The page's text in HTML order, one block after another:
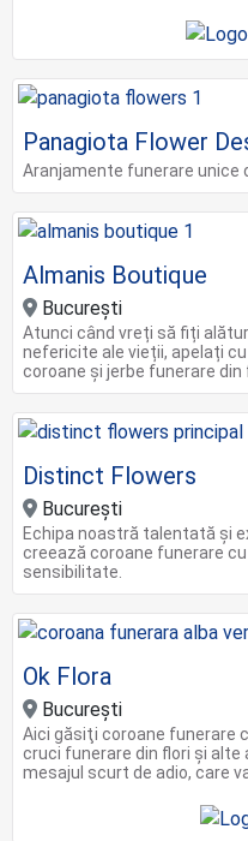
Panagiota Flower
Aranjamente funerare unice
Almanis Boutique
București
Atunci când vreți să fiți
nefericite ale vieții, apelați
coroane și jerbe funerare din
Distinct Flowers
București
Echipa noastră talentată și
creează coroane funerare
sensibilitate.
Ok Flora
Bucureşti
Aici găsiţi coroane funerare
cruci funerare din flori şi
mesajul scurt de adio, care